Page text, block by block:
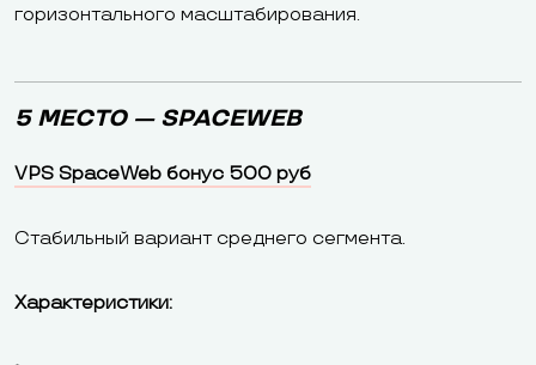
горизонтального масштабирования.
5 МЕСТО — SPACEWEB
VPS SpaceWeb бонус 500 руб
Стабильный вариант среднего сегмента.
Характеристики: